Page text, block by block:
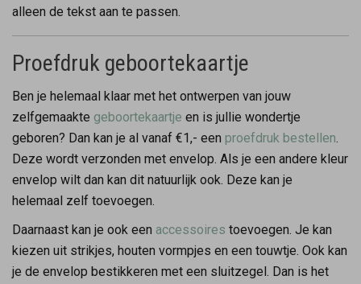
alleen de tekst aan te passen.
Proefdruk geboortekaartje
Ben je helemaal klaar met het ontwerpen van jouw
zelfgemaakte geboortekaartje en is jullie wondertje
geboren? Dan kan je al vanaf €1,- een proefdruk bestellen.
Deze wordt verzonden met envelop. Als je een andere kleur
envelop wilt dan kan dit natuurlijk ook. Deze kan je
helemaal zelf toevoegen.
Daarnaast kan je ook een accessoires toevoegen. Je kan
kiezen uit strikjes, houten vormpjes en een touwtje. Ook kan
je de envelop bestikkeren met een sluitzegel. Dan is het